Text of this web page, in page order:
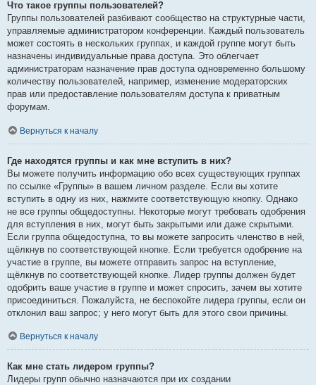
Что такое группы пользователей?
Группы пользователей разбивают сообщество на структурные части,
управляемые администратором конференции. Каждый пользователь
может состоять в нескольких группах, и каждой группе могут быть
назначены индивидуальные права доступа. Это облегчает
администраторам назначение прав доступа одновременно большому
количеству пользователей, например, изменение модераторских
прав или предоставление пользователям доступа к приватным
форумам.
Вернуться к началу
Где находятся группы и как мне вступить в них?
Вы можете получить информацию обо всех существующих группах
по ссылке «Группы» в вашем личном разделе. Если вы хотите
вступить в одну из них, нажмите соответствующую кнопку. Однако
не все группы общедоступны. Некоторые могут требовать одобрения
для вступления в них, могут быть закрытыми или даже скрытыми.
Если группа общедоступна, то вы можете запросить членство в ней,
щёлкнув по соответствующей кнопке. Если требуется одобрение на
участие в группе, вы можете отправить запрос на вступление,
щёлкнув по соответствующей кнопке. Лидер группы должен будет
одобрить ваше участие в группе и может спросить, зачем вы хотите
присоединиться. Пожалуйста, не беспокойте лидера группы, если он
отклонил ваш запрос; у него могут быть для этого свои причины.
Вернуться к началу
Как мне стать лидером группы?
Лидеры групп обычно назначаются при их создании